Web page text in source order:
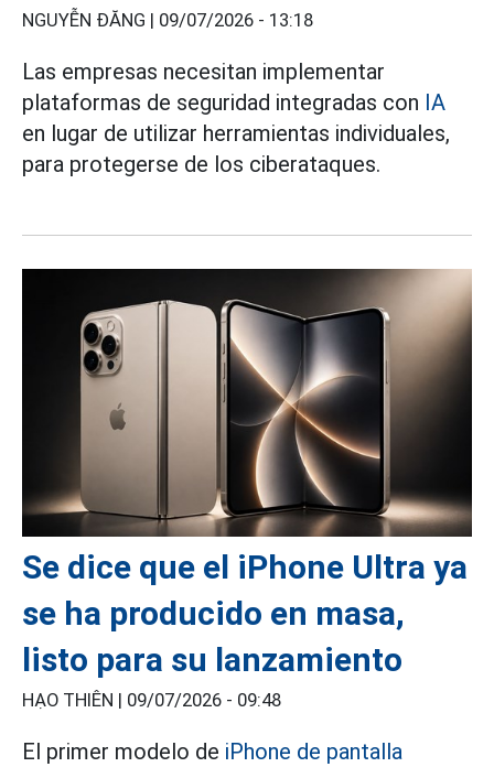
NGUYỄN ĐĂNG | 09/07/2026 - 13:18
Las empresas necesitan implementar
plataformas de seguridad integradas con IA
en lugar de utilizar herramientas individuales,
para protegerse de los ciberataques.
Se dice que el iPhone Ultra ya
se ha producido en masa,
listo para su lanzamiento
HẠO THIÊN | 09/07/2026 - 09:48
El primer modelo de iPhone de pantalla